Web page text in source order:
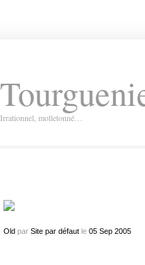
Irrationnel, molletonné…
Oldpar Site par défautle 05 Sep 2005